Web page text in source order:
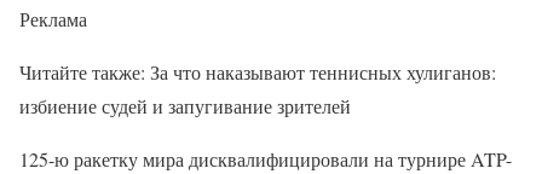
Реклама
Читайте также: За что наказывают теннисных хулиганов:
избиение судей и запугивание зрителей
125-ю ракетку мира дисквалифицировали на турнире ATP-